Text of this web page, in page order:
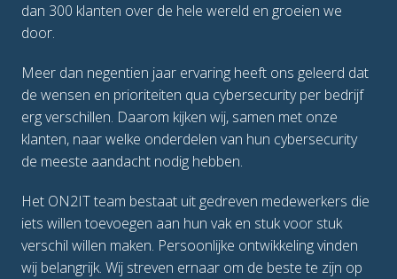
dan 300 klanten over de hele wereld en groeien we
door.
Meer dan negentien jaar ervaring heeft ons geleerd dat
de wensen en prioriteiten qua cybersecurity per bedrijf
erg verschillen. Daarom kijken wij, samen met onze
klanten, naar welke onderdelen van hun cybersecurity
de meeste aandacht nodig hebben.
Het ON2IT team bestaat uit gedreven medewerkers die
iets willen toevoegen aan hun vak en stuk voor stuk
verschil willen maken. Persoonlijke ontwikkeling vinden
wij belangrijk. Wij streven ernaar om de beste te zijn op